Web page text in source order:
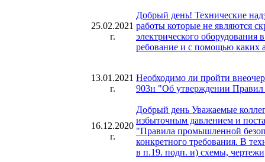
25.02.2021
г.
Добрый день! Технические
работы которые не являются
электрического
ребование и с помощью каких
13.01.2021
г.
Необходимо ли пройти
903н "Об утверждении Правил
16.12.2020
г.
Добрый день Уважаемые
избыточным давлением и
"Правила промышленной
конкретного требования. В
в п.19. подп. и) схемы,